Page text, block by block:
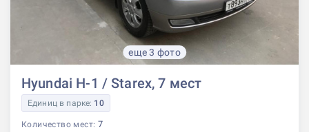
еще 3 фото
Hyundai H-1 / Starex, 7 мест
Единиц в парке: 10
Количество мест: 7